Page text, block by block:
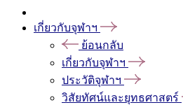
เกี่ยวกับจุฬาฯ
ย้อนกลับ
เกี่ยวกับจุฬาฯ
ประวัติจุฬาฯ
วิสัยทัศน์และยุทธศาสตร์